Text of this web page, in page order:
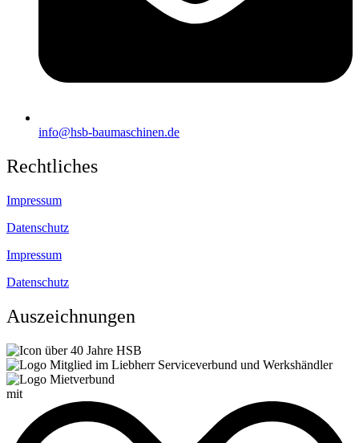
info@hsb-baumaschinen.de
Rechtliches
Impressum
Datenschutz
Impressum
Datenschutz
Auszeichnungen
mit